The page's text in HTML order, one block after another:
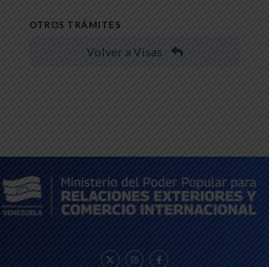
OTROS TRÁMITES
Volver a Visas